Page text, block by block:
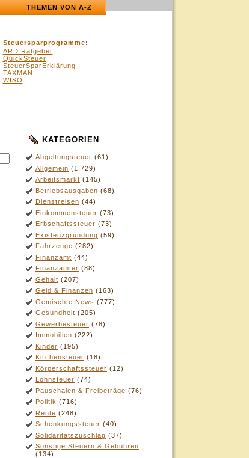
THEMEN VON A-Z
Steuersparprogramme:
ARD Ratgeber
QuickSteuer
SteuerSparErklärung
TAXMAN
WISO
KATEGORIEN
Abgeltungsteuer (61)
Allgemein (1.729)
Arbeitsmarkt (145)
Betriebsausgaben (68)
Dienstreisen (44)
Einkommensteuer (73)
Erbschaftssteuer (73)
Existenzgründung (59)
Fahrzeuge (282)
Finanzamt (44)
Finanzämter (88)
Gehalt (207)
Geld & Finanzen (163)
Gemischte News (777)
Gesundheit (205)
Gewerbesteuer (78)
Immobilien (222)
Kinder (195)
Kirchensteuer (18)
Körperschaftssteuer (12)
Lohnsteuer (74)
Pauschalen & Freibeträge (76)
Politik (716)
Rente (248)
Schenkungssteuer (40)
Solidaritätszuschlag (37)
Sonstige Steuern & Gebühren
(134)